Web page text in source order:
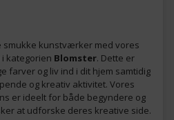
kunstværker med vores
kategorien Blomster. Dette er
farver og liv ind i dit hjem samtidig
og kreativ aktivitet. Vores
er ideelt for både begyndere og
at udforske deres kreative side.